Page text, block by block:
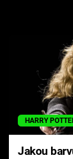
HARRY
Jakou